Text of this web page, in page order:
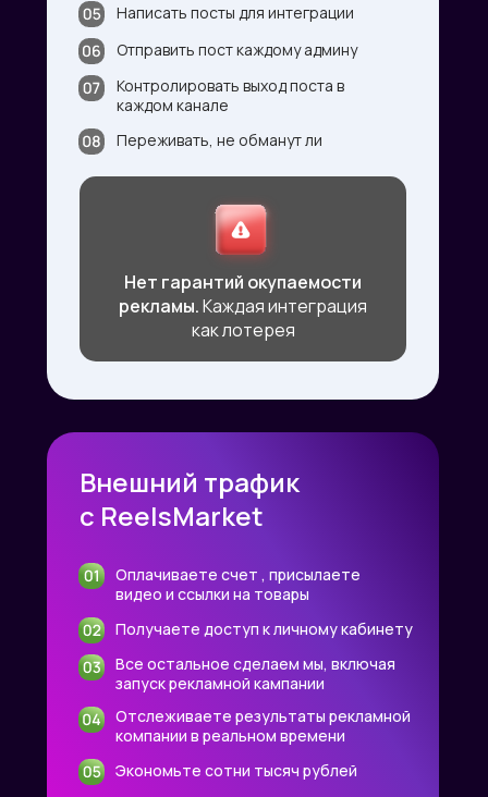
Внешний трафик
с ReelsMarket
Оплачиваете счет , присылаете
видео и ссылки на товары
Получаете доступ к личному кабинету
Экономьте сотни тысяч рублей
Отслеживаете результаты рекламной
компании в реальном времени
Все остальное сделаем мы, включая
запуск рекламной кампании
Написать посты для интеграции
Отправить пост каждому админу
Контролировать выход поста в
каждом канале
Переживать, не обманут ли
Нет гарантий окупаемости
рекламы.Каждая интеграция
как лотерея